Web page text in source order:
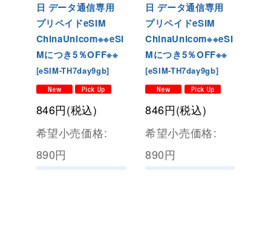
日 データ通信専用
プリペイドeSIM
ChinaUnicom※※eSI
Mにつき5％OFF※※
[eSIM-TH7day9gb]
846円(税込)
希望小売価格:
890円
日 データ通信専用
プリペイドeSIM
ChinaUnicom※※eSI
Mにつき5％OFF※※
[eSIM-TH7day9gb]
846円(税込)
希望小売価格:
890円